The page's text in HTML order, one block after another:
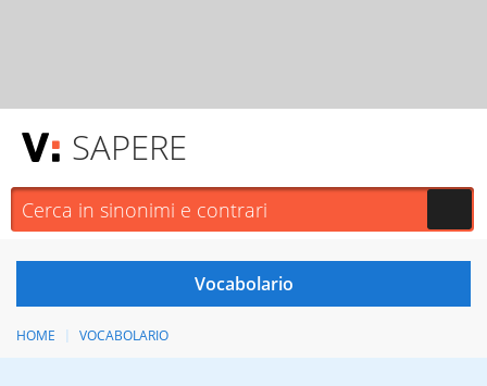
SAPERE
HOME VOCABOLARIO